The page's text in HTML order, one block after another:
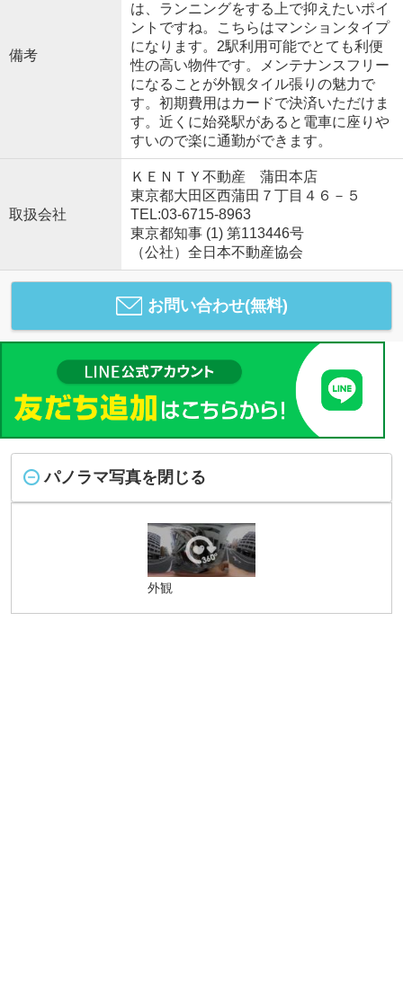
備考
は、ランニングをする上で抑えたいポイ
ントですね。こちらはマンションタイプ
になります。2駅利用可能でとても利便
性の高い物件です。メンテナンスフリー
になることが外観タイル張りの魅力で
す。初期費用はカードで決済いただけま
す。近くに始発駅があると電車に座りや
すいので楽に通勤ができます。
取扱会社
ＫＥＮＴＹ不動産 蒲田本店
東京都大田区西蒲田７丁目４６－５
TEL:03-6715-8963
東京都知事 (1) 第113446号
（公社）全日本不動産協会
お問い合わせ(無料)
パノラマ写真を閉じる
外観